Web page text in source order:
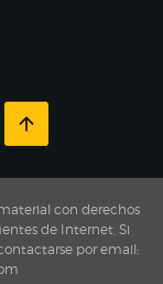
con derechos
de Internet, Si
por email: